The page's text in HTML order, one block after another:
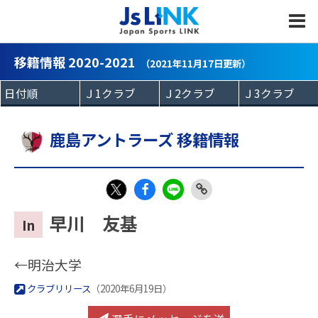
移籍情報 2020-2021 （2021年11月17日更新）
鹿島アントラーズ 移籍情報
In 早川 友基
←明治大学
クラブリリース （2020年6月19日）